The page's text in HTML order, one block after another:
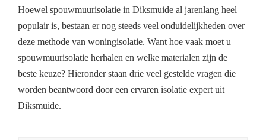
Hoewel spouwmuurisolatie in Diksmuide al jarenlang heel
populair is, bestaan er nog steeds veel onduidelijkheden over
deze methode van woningisolatie. Want hoe vaak moet u
spouwmuurisolatie herhalen en welke materialen zijn de
beste keuze? Hieronder staan drie veel gestelde vragen die
worden beantwoord door een ervaren isolatie expert uit
Diksmuide.